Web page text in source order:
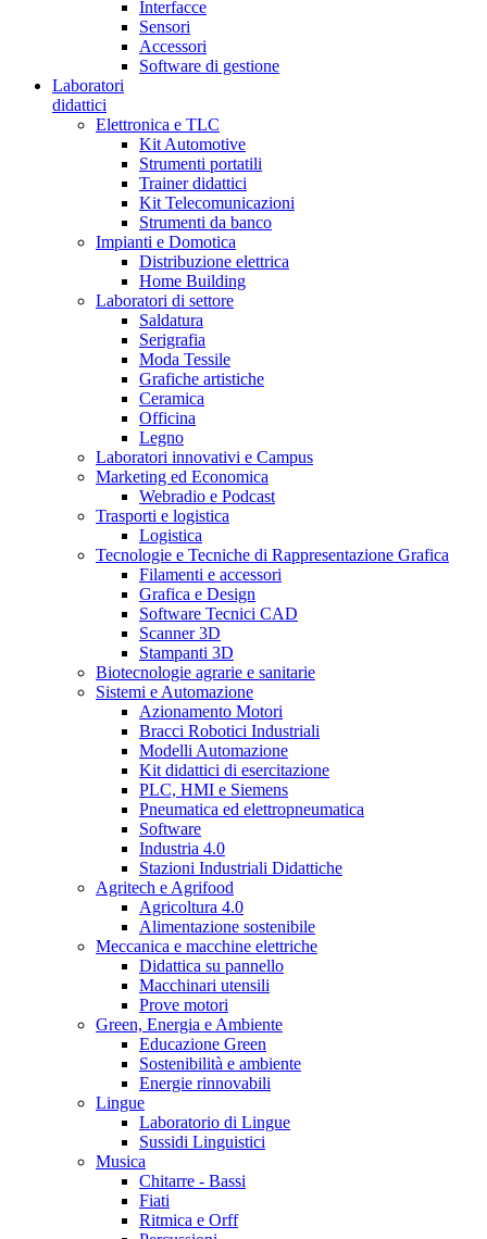
Interfacce
Sensori
Accessori
Software di gestione
Laboratori
didattici
Elettronica e TLC
Kit Automotive
Strumenti portatili
Trainer didattici
Kit Telecomunicazioni
Strumenti da banco
Impianti e Domotica
Distribuzione elettrica
Home Building
Laboratori di settore
Saldatura
Serigrafia
Moda Tessile
Grafiche artistiche
Ceramica
Officina
Legno
Laboratori innovativi e Campus
Marketing ed Economica
Webradio e Podcast
Trasporti e logistica
Logistica
Tecnologie e Tecniche di Rappresentazione Grafica
Filamenti e accessori
Grafica e Design
Software Tecnici CAD
Scanner 3D
Stampanti 3D
Biotecnologie agrarie e sanitarie
Sistemi e Automazione
Azionamento Motori
Bracci Robotici Industriali
Modelli Automazione
Kit didattici di esercitazione
PLC, HMI e Siemens
Pneumatica ed elettropneumatica
Software
Industria 4.0
Stazioni Industriali Didattiche
Agritech e Agrifood
Agricoltura 4.0
Alimentazione sostenibile
Meccanica e macchine elettriche
Didattica su pannello
Macchinari utensili
Prove motori
Green, Energia e Ambiente
Educazione Green
Sostenibilità e ambiente
Energie rinnovabili
Lingue
Laboratorio di Lingue
Sussidi Linguistici
Musica
Chitarre - Bassi
Fiati
Ritmica e Orff